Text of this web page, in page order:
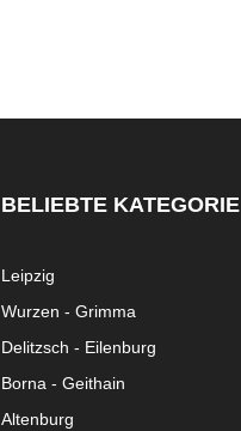
BELIEBTE KATEGORIE
Leipzig
Wurzen - Grimma
Delitzsch - Eilenburg
Borna - Geithain
Altenburg